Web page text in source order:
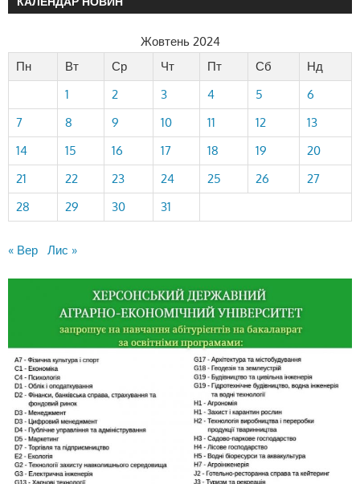
Жовтень 2024
Пн
Вт Ср Чт Пт Сб
Нд
1
2 3 4 5
6
7
8 9 10 11 12
13
14
15 16 17 18 19
20
21
22 23 24 25 26
27
28
29 30 31
« Вер Лис »